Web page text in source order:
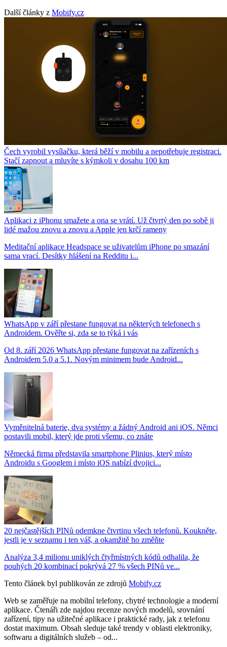
Další články z Mobify.cz
Čech vyrobil vysílačku, která běží v mobilu a nepotřebuje registraci.
Stačí zapnout a mluvíte s kýmkoli v dosahu 100 km
Aplikaci z iPhonu smažete a ona se vrátí. Už čtvrtý den po sobě ji
lidé mažou znovu a znovu a Apple jen krčí rameny
Meditační aplikace Headspace se uživatelům iPhone po smazání
sama vrací. Desítky hlášení na Redditu i...
WhatsApp v září přestane fungovat na některých telefonech s
Androidem. Ověřte si, zda se to týká i vás
Od 8. září 2026 WhatsApp přestane fungovat na zařízeních s
Androidem 5.0 a 5.1. Novým minimem bude Android...
Vyměnitelná baterie, dva systémy a žádný Android ani iOS. Němci
postavili mobil, který jde proti všemu, co znáte
Německá firma představila smartphone Plinius, který místo
Androidu s Googlem i místo iOS nabízí dvojici...
20 nejčastějších PINů odemkne čtvrtinu všech telefonů. Koukněte,
jestli je v seznamu i ten váš, a okamžitě ho změňte
Analýza 3,4 milionu uniklých čtyřmístných kódů odhalila, že
pouhých 20 kombinací pokrývá 27 % všech PINů ve...
Tento článek byl publikován ze zdrojů Mobify.cz
Web se zaměřuje na mobilní telefony, chytré technologie a moderní
aplikace. Čtenáři zde najdou recenze nových modelů, srovnání
zařízení, tipy na užitečné aplikace i praktické rady, jak z telefonu
dostat maximum. Obsah sleduje také trendy v oblasti elektroniky,
softwaru a digitálních služeb – od...